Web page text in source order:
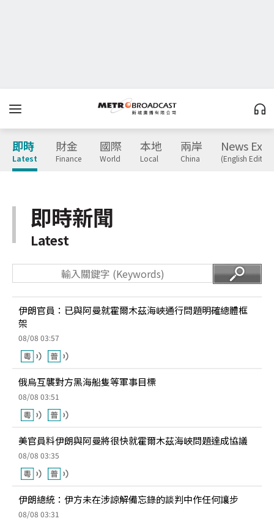
即時
Latest
財金
Finance
國際
World
本地
Local
兩岸
China
News
(English
即時新聞
Latest
伊朗官員：已與阿曼就霍爾木茲海峽通行問題明確總體框
架
08/08 03:57
俄烏互襲對方黑海船隻等軍事目標
08/08 03:51
美官員料伊朗與阿曼將很快就霍爾木茲海峽問題達成協議
08/08 03:35
伊朗總統：伊方未在涉諒解備忘錄的談判中作任何讓步
08/08 03:31